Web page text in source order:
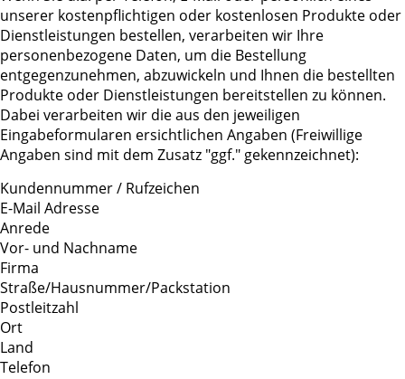
unserer kostenpflichtigen oder kostenlosen Produkte oder
Dienstleistungen bestellen, verarbeiten wir Ihre
personenbezogene Daten, um die Bestellung
entgegenzunehmen, abzuwickeln und Ihnen die bestellten
Produkte oder Dienstleistungen bereitstellen zu können.
Dabei verarbeiten wir die aus den jeweiligen
Eingabeformularen ersichtlichen Angaben (Freiwillige
Angaben sind mit dem Zusatz "ggf." gekennzeichnet):
Kundennummer / Rufzeichen
E-Mail Adresse
Anrede
Vor- und Nachname
Firma
Straße/Hausnummer/Packstation
Postleitzahl
Ort
Land
Telefon